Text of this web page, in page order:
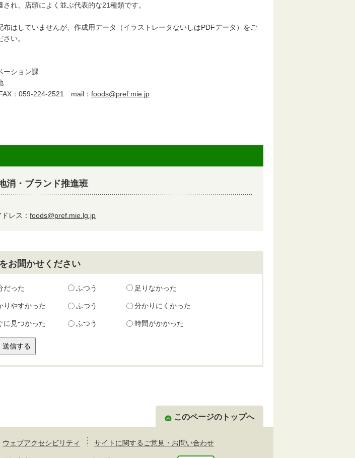
れ、店頭によく並ぶ代表的な21種類です。
はしていませんが、作成用データ（イラストレータないしはPDFデータ）をご
い。
ション課
地
059-224-2521 mail： foods@pref.mie.jp
・ブランド推進班
レス： foods@pref.mie.lg.jp
お聞かせください
だった ふつう 足りなかった
りやすかった ふつう 分かりにくかった
に見つかった ふつう 時間がかかった
このページのトップへ
ウェブアクセシビリティ サイトに関するご意見・お問い合わせ